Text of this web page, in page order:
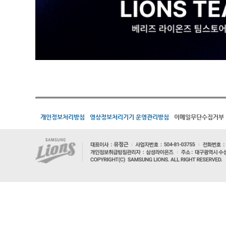
개인정보처리방침 영상정보처리기기 운영관리방침 이메일무단수집거부